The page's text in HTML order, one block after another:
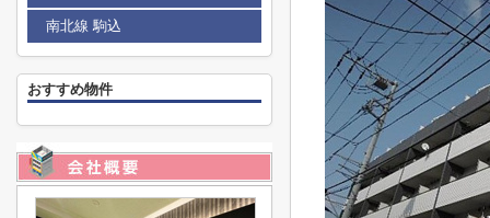
南北線 駒込
おすすめ物件